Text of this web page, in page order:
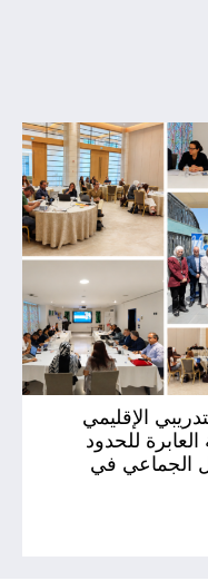
الإقليمي
للحدود
الجماعي في